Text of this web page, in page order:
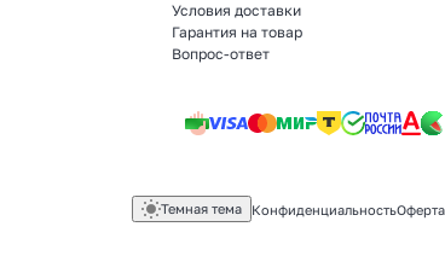
Условия доставки
Гарантия на товар
Вопрос-ответ
Темная тема КонфиденциальностьОферта